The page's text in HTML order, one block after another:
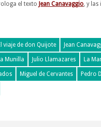
el texto Jean Canavaggio, y las
viaje de don Quijote Jean
Munilla Julio Llamazares La
Miguel de Cervantes Pedro